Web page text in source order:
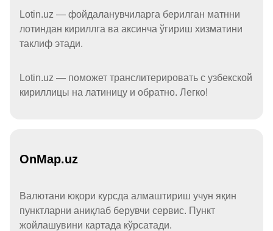
Lotin.uz — фойдаланувчиларга берилган матнни
лотиндан кириллга ва аксинча ўгириш хизматини
таклиф этади.
Lotin.uz — поможет транслитерировать с узбекской
кириллицы на латиницу и обратно. Легко!
OnMap.uz
Валютани юқори курсда алмаштириш учун яқин
пунктларни аниқлаб берувчи сервис. Пункт
жойлашувини картада кўрсатади.